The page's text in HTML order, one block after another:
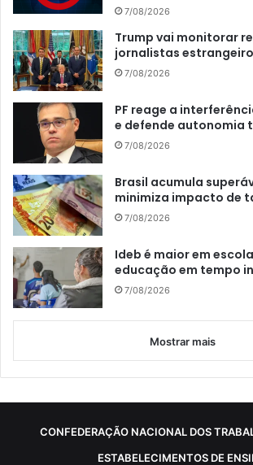
7/08/2026
Trump vai monitorar
jornalistas
7/08/2026
PF reage a
e defende autonomia
7/08/2026
Brasil acumula
minimiza impacto de
7/08/2026
Ideb é maior em
educação em tempo
7/08/2026
Mostrar mais
CONFEDERAÇÃO NACIONAL DOS
ESTABELECIMENTOS DE